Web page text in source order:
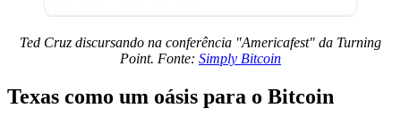
Ted Cruz discursando na conferência "Americafest" da Turning
Point. Fonte: Simply Bitcoin
Texas como um oásis para o Bitcoin